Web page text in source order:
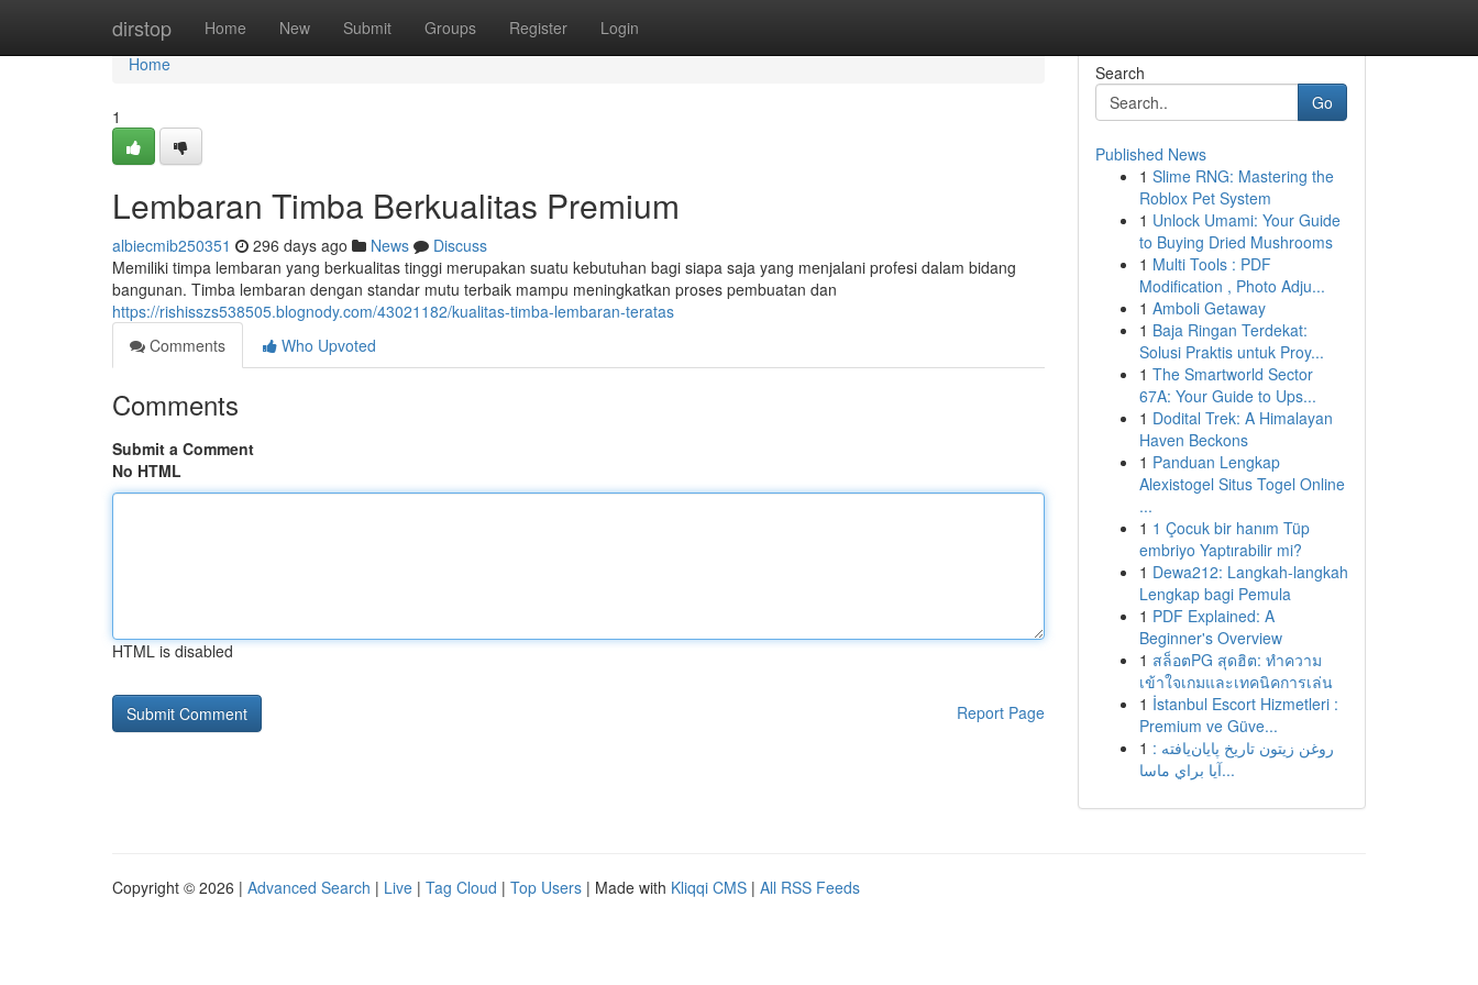
dirstop Home New Submit Groups Register Login
Home
Home
1
Lembaran Timba Berkualitas Premium
albiecmib250351 296 days ago News
Discuss
Memiliki timpa lembaran yang berkualitas tinggi merupakan suatu kebutuhan bagi siapa saja yang menjalani profesi dalam bidang
bangunan. Timba lembaran dengan standar mutu terbaik mampu meningkatkan proses pembuatan dan
https://rishisszs538505.blognody.com/43021182/kualitas-timba-lembaran-teratas
Comments
Who Upvoted
Comments
Submit a Comment
No HTML
HTML is disabled
Report Page
Search
Go
Published News
1 Slime RNG: Mastering the
Roblox Pet System
1 Unlock Umami: Your Guide
to Buying Dried Mushrooms
1 Multi Tools : PDF
Modification , Photo Adju...
1 Amboli Getaway
1 Baja Ringan Terdekat:
Solusi Praktis untuk Proy...
1 The Smartworld Sector
67A: Your Guide to Ups...
1 Dodital Trek: A Himalayan
Haven Beckons
1 Panduan Lengkap
Alexistogel Situs Togel Online
...
1 1 Çocuk bir hanım Tüp
embriyo Yaptırabilir mi?
1 Dewa212: Langkah-langkah
Lengkap bagi Pemula
1 PDF Explained: A
Beginner's Overview
1 สล็อตPG สุดฮิต: ทำความ
เข้าใจเกมและเทคนิคการเล่น
1 İstanbul Escort Hizmetleri :
Premium ve Güve...
1 روغن زیتون تاریخ پايان‌يافته :
آيا براي ماسا...
Copyright © 2026 | Advanced Search | Live | Tag Cloud | Top Users | Made with Kliqqi CMS | All RSS Feeds